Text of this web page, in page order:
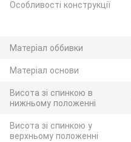
Особливості конструкції
Матеріал оббивки
Матеріал основи
Висота зі спинкою в
нижньому положенні
Висота зі спинкою у
верхньому положенні